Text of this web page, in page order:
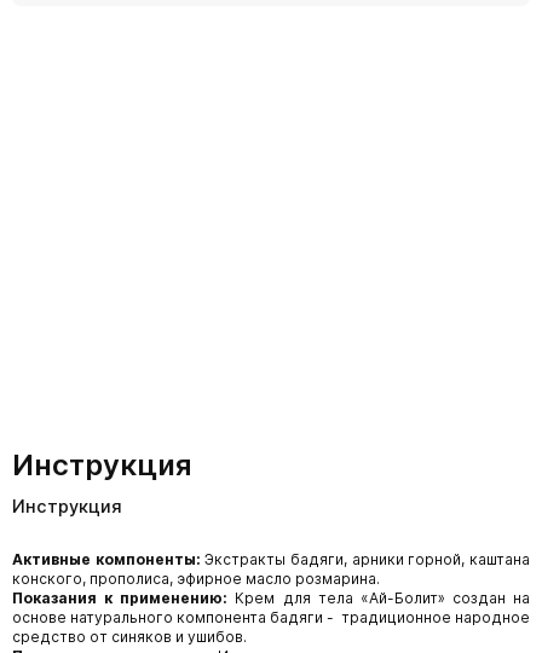
Инструкция
Инструкция
Активные компоненты: Экстракты бадяги, арники горной, каштана
конского, прополиса, эфирное масло розмарина.
Показания к применению: Крем для тела «Ай-Болит» создан на
основе натурального компонента бадяги - традиционное народное
средство от синяков и ушибов.